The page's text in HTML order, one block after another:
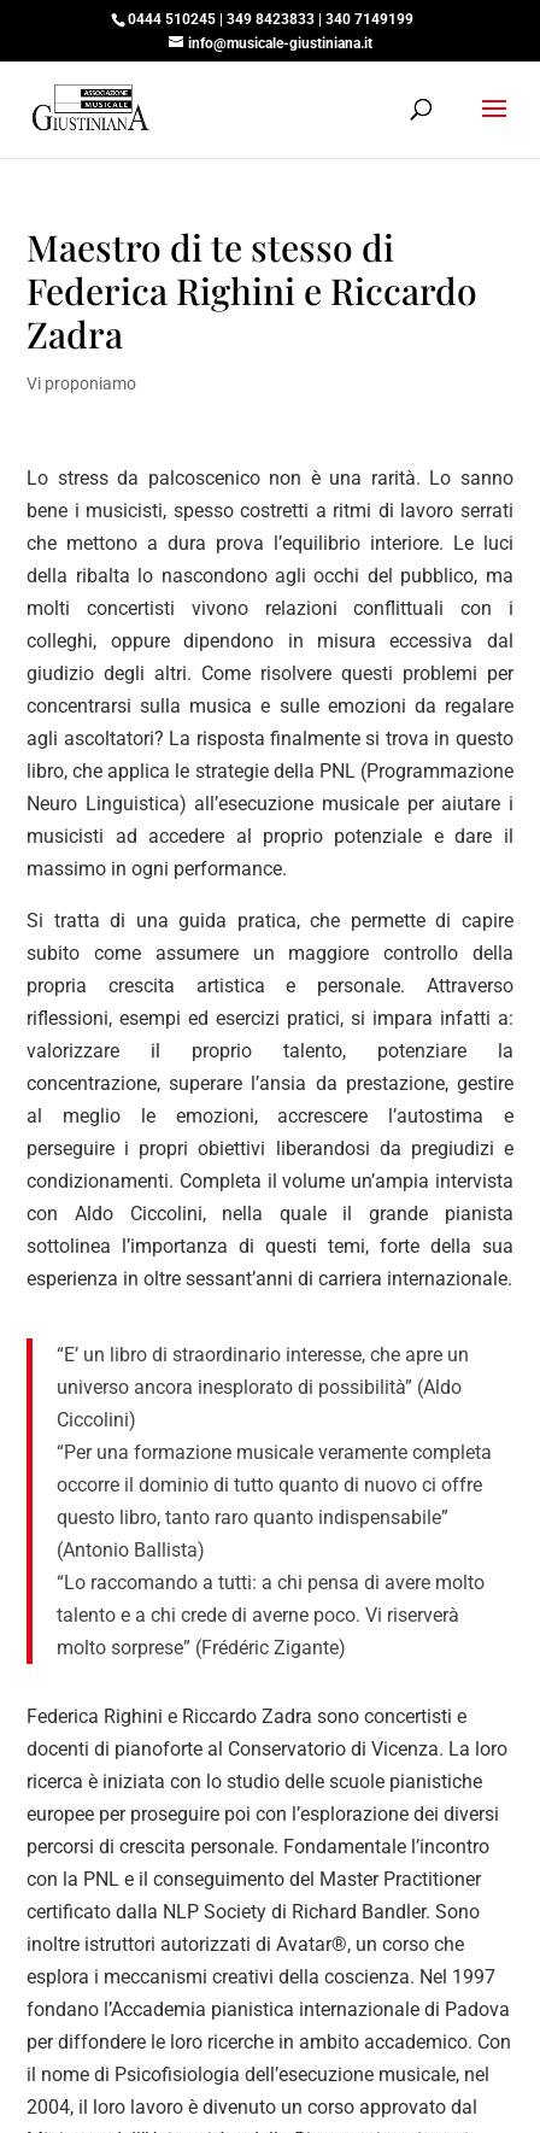
0444 510245 | 349 8423833 | 340 7149199
info@musicale-giustiniana.it
Maestro di te stesso di
Federica Righini e Riccardo
Zadra
Vi proponiamo
Lo stress da palcoscenico non è una rarità. Lo sanno
bene i musicisti, spesso costretti a ritmi di lavoro serrati
che mettono a dura prova l’equilibrio interiore. Le luci
della ribalta lo nascondono agli occhi del pubblico, ma
molti concertisti vivono relazioni conflittuali con i
colleghi, oppure dipendono in misura eccessiva dal
giudizio degli altri. Come risolvere questi problemi per
concentrarsi sulla musica e sulle emozioni da regalare
agli ascoltatori? La risposta finalmente si trova in questo
libro, che applica le strategie della PNL (Programmazione
Neuro Linguistica) all’esecuzione musicale per aiutare i
musicisti ad accedere al proprio potenziale e dare il
massimo in ogni performance.
Si tratta di una guida pratica, che permette di capire
subito come assumere un maggiore controllo della
propria crescita artistica e personale. Attraverso
riflessioni, esempi ed esercizi pratici, si impara infatti a:
valorizzare il proprio talento, potenziare la
concentrazione, superare l’ansia da prestazione, gestire
al meglio le emozioni, accrescere l’autostima e
perseguire i propri obiettivi liberandosi da pregiudizi e
condizionamenti. Completa il volume un’ampia intervista
con Aldo Ciccolini, nella quale il grande pianista
sottolinea l’importanza di questi temi, forte della sua
esperienza in oltre sessant’anni di carriera internazionale.
“E’ un libro di straordinario interesse, che apre un
universo ancora inesplorato di possibilità” (Aldo
Ciccolini)
“Per una formazione musicale veramente completa
occorre il dominio di tutto quanto di nuovo ci offre
questo libro, tanto raro quanto indispensabile”
(Antonio Ballista)
“Lo raccomando a tutti: a chi pensa di avere molto
talento e a chi crede di averne poco. Vi riserverà
molto sorprese” (Frédéric Zigante)
Federica Righini e Riccardo Zadra sono concertisti e
docenti di pianoforte al Conservatorio di Vicenza. La loro
ricerca è iniziata con lo studio delle scuole pianistiche
europee per proseguire poi con l’esplorazione dei diversi
percorsi di crescita personale. Fondamentale l’incontro
con la PNL e il conseguimento del Master Practitioner
certificato dalla NLP Society di Richard Bandler. Sono
inoltre istruttori autorizzati di Avatar®, un corso che
esplora i meccanismi creativi della coscienza. Nel 1997
fondano l’Accademia pianistica internazionale di Padova
per diffondere le loro ricerche in ambito accademico. Con
il nome di Psicofisiologia dell’esecuzione musicale, nel
2004, il loro lavoro è divenuto un corso approvato dal